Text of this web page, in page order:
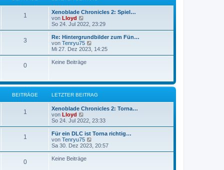
g
1
Xenoblade Chronicles 2: Spiel…
von Lloyd
e
u
e
s
t
B
t
a
g
So 24. Jul 2022, 23:29
3
Re: Hintergrundbilder zum Fün…
von Tenryu75
e
u
r
e
i
t
a
g
Mi 27. Dez 2023, 14:25
0 Keine Beiträge
BEITRÄGE LETZTER BEITRAG
1
Xenoblade Chronicles 2: Torna…
von Lloyd
e
u
e
s
t
B
So 24. Jul 2022, 23:33
1
Für ein DLC ist Torna richtig…
von Tenryu75
e
u
Sa 30. Dez 2023, 20:57
0 Keine Beiträge